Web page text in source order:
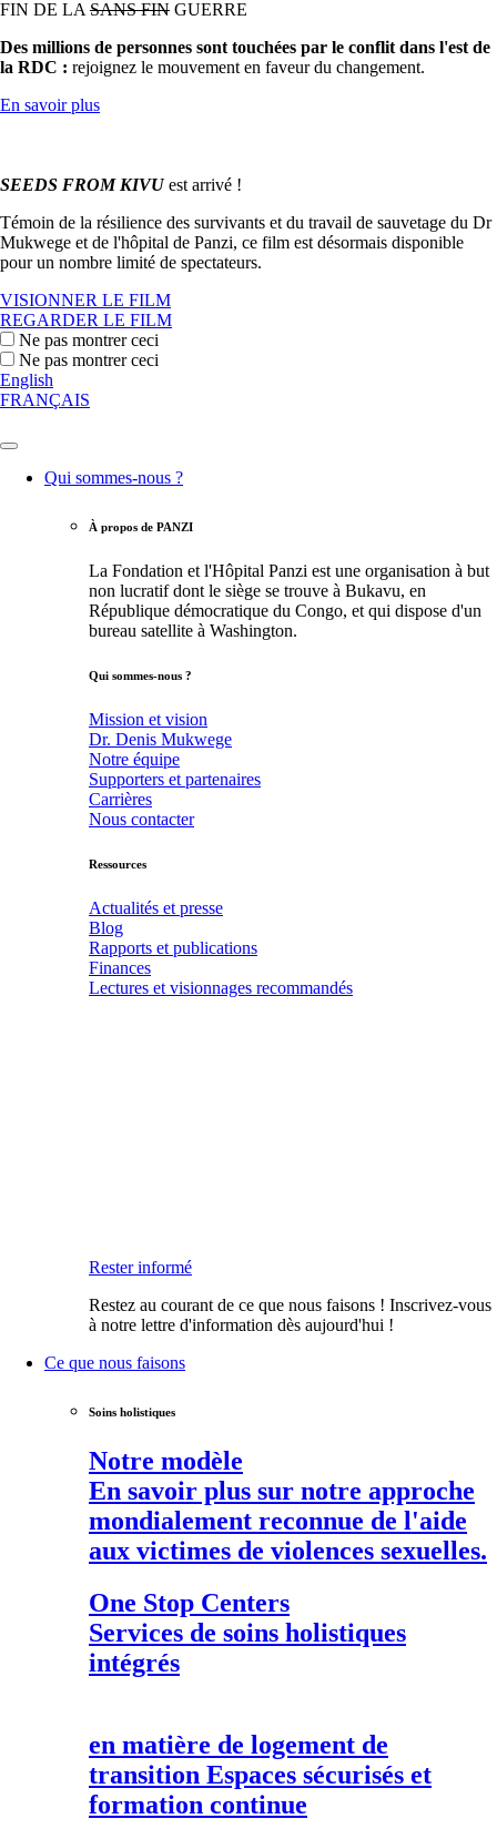
FIN DE LA SANS FIN GUERRE
Des millions de personnes sont touchées par le conflit dans l'est de
la RDC : rejoignez le mouvement en faveur du changement.
En savoir plus
SEEDS FROM KIVUest arrivé !
Témoin de la résilience des survivants et du travail de sauvetage du Dr
Mukwege et de l'hôpital de Panzi, ce film est désormais disponible
pour un nombre limité de spectateurs.
VISIONNER LE FILM
REGARDER LE FILM
Ne pas montrer ceci
Ne pas montrer ceci
English
FRANÇAIS
Qui sommes-nous ?
À propos de PANZI
La Fondation et l'Hôpital Panzi est une organisation à but
non lucratif dont le siège se trouve à Bukavu, en
République démocratique du Congo, et qui dispose d'un
bureau satellite à Washington.
Qui sommes-nous ?
Mission et vision
Dr. Denis Mukwege
Notre équipe
Supporters et partenaires
Carrières
Nous contacter
Ressources
Actualités et presse
Blog
Rapports et publications
Finances
Lectures et visionnages recommandés
Rester informé
Restez au courant de ce que nous faisons ! Inscrivez-vous
à notre lettre d'information dès aujourd'hui !
Ce que nous faisons
Soins holistiques
Notre modèle
En savoir plus sur notre approche
mondialement reconnue de l'aide
aux victimes de violences sexuelles.
One Stop Centers
Services de soins holistiques
intégrés
en matière de logement de
transition Espaces sécurisés et
formation continue